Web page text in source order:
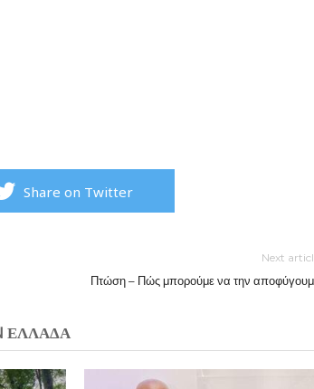
Share on Twitter
Next
Πτώση – Πώς μπορούμε να την
ΕΛΛΑΔΑ